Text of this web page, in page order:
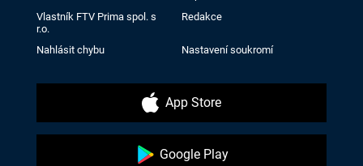
Vlastník FTV Prima spol. s
r.o.
Redakce
Nahlásit chybu Nastavení soukromí
App Store
Google Play